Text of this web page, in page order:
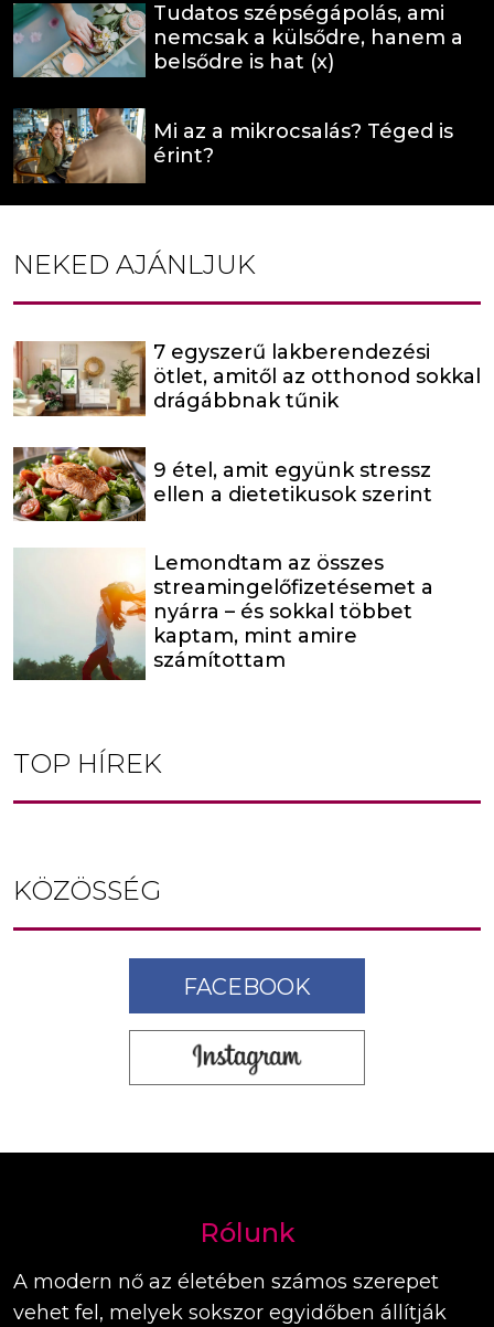
Tudatos szépségápolás, ami
nemcsak a külsődre, hanem a
belsődre is hat (x)
Mi az a mikrocsalás? Téged is
érint?
NEKED AJÁNLJUK
7 egyszerű lakberendezési
ötlet, amitől az otthonod sokkal
drágábbnak tűnik
9 étel, amit együnk stressz
ellen a dietetikusok szerint
Lemondtam az összes
streamingelőfizetésemet a
nyárra – és sokkal többet
kaptam, mint amire
számítottam
TOP HÍREK
KÖZÖSSÉG
FACEBOOK
Rólunk
A modern nő az életében számos szerepet
vehet fel, melyek sokszor egyidőben állítják